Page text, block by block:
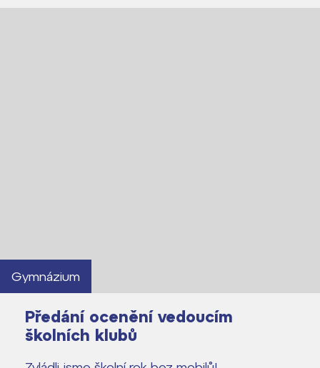
Gymnázium
Předání ocenění vedoucím
školních klubů